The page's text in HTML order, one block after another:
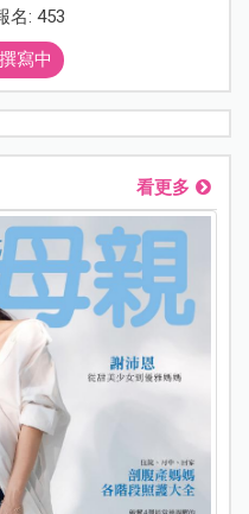
名: 453
寫中
看更多